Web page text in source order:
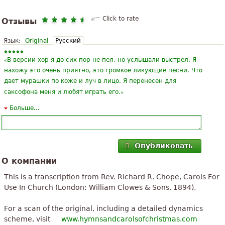
Отзывы Click to rate
Язык: Original Русский
«В версии хор я до сих пор не пел, но услышали выстрел. Я
нахожу это очень приятно, это громкое ликующие песни. Что
дает мурашки по коже и луч в лицо. Я перенесен для
саксофона меня и любят играть его.»
« Мне нужно я discant этот счет, и если это испанский
красивая мелодия, можно с немецким текстом в ней, если
вы, легко играть
« в этом отмечают это?
Пожалуйста respondannnnnn»
Больше...
Опубликовать
О компании
This is a transcription from Rev. Richard R. Chope, Carols For
Use In Church (London: William Clowes & Sons, 1894).
For a scan of the original, including a detailed dynamics
scheme, visit
www.hymnsandcarolsofchristmas.com